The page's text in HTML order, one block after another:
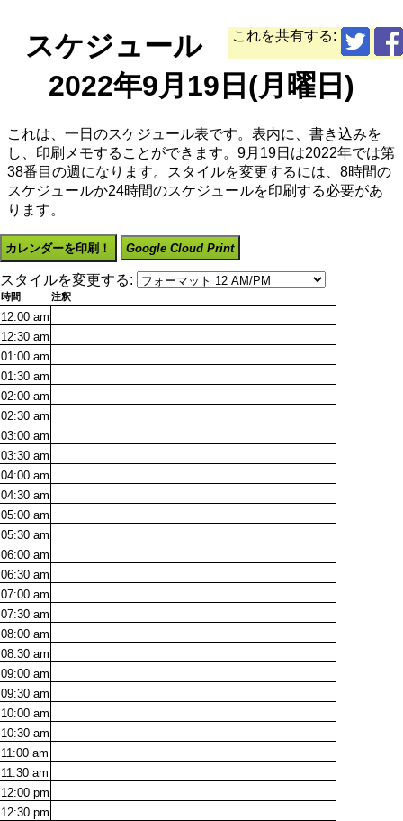
これを共有する:
スケジュール
2022年9月19日(月曜日)
これは、一日のスケジュール表です。表内に、書き込みを
し、印刷メモすることができます。9月19日は2022年では第
38番目の週になります。スタイルを変更するには、8時間の
スケジュールか24時間のスケジュールを印刷する必要があ
ります。
カレンダーを印刷！ Google Cloud Print
スタイルを変更する:
時間 注釈
12:00 am
12:30 am
01:00 am
01:30 am
02:00 am
02:30 am
03:00 am
03:30 am
04:00 am
04:30 am
05:00 am
05:30 am
06:00 am
06:30 am
07:00 am
07:30 am
08:00 am
08:30 am
09:00 am
09:30 am
10:00 am
10:30 am
11:00 am
11:30 am
12:00 pm
12:30 pm